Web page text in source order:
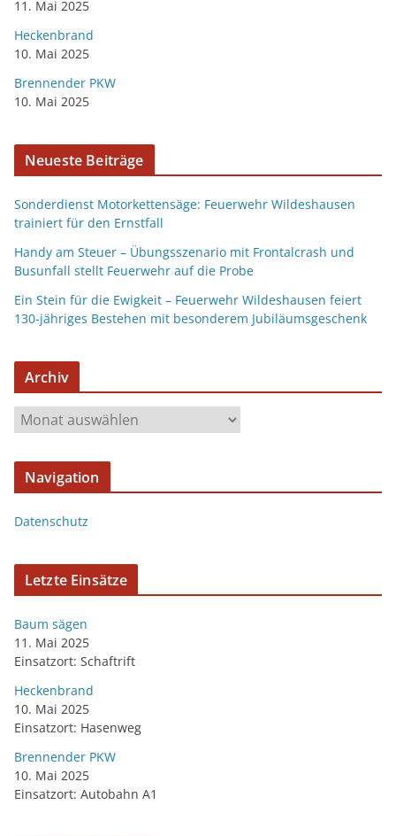
11. Mai 2025
Heckenbrand
10. Mai 2025
Brennender PKW
10. Mai 2025
Neueste Beiträge
Sonderdienst Motorkettensäge: Feuerwehr Wildeshausen
trainiert für den Ernstfall
Handy am Steuer – Übungsszenario mit Frontalcrash und
Busunfall stellt Feuerwehr auf die Probe
Ein Stein für die Ewigkeit – Feuerwehr Wildeshausen feiert
130-jähriges Bestehen mit besonderem Jubiläumsgeschenk
Archiv
Navigation
Datenschutz
Letzte Einsätze
Baum sägen
11. Mai 2025
Einsatzort: Schaftrift
Heckenbrand
10. Mai 2025
Einsatzort: Hasenweg
Brennender PKW
10. Mai 2025
Einsatzort: Autobahn A1